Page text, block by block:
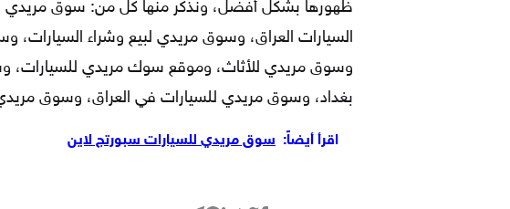
ظهورها بشكل أفضل، ونذكر منها كل من: سوق مريدي
السيارات العراق، وسوق مريدي لبيع وشراء السيارات،
وسوق مريدي للأثاث، وموقع سوك مريدي للسيارات،
بغداد، وسوق مريدي للسيارات في العراق، وسوق مريدي
اقرأ أيضاً: سوق مريدي للسيارات سبورتج لاين